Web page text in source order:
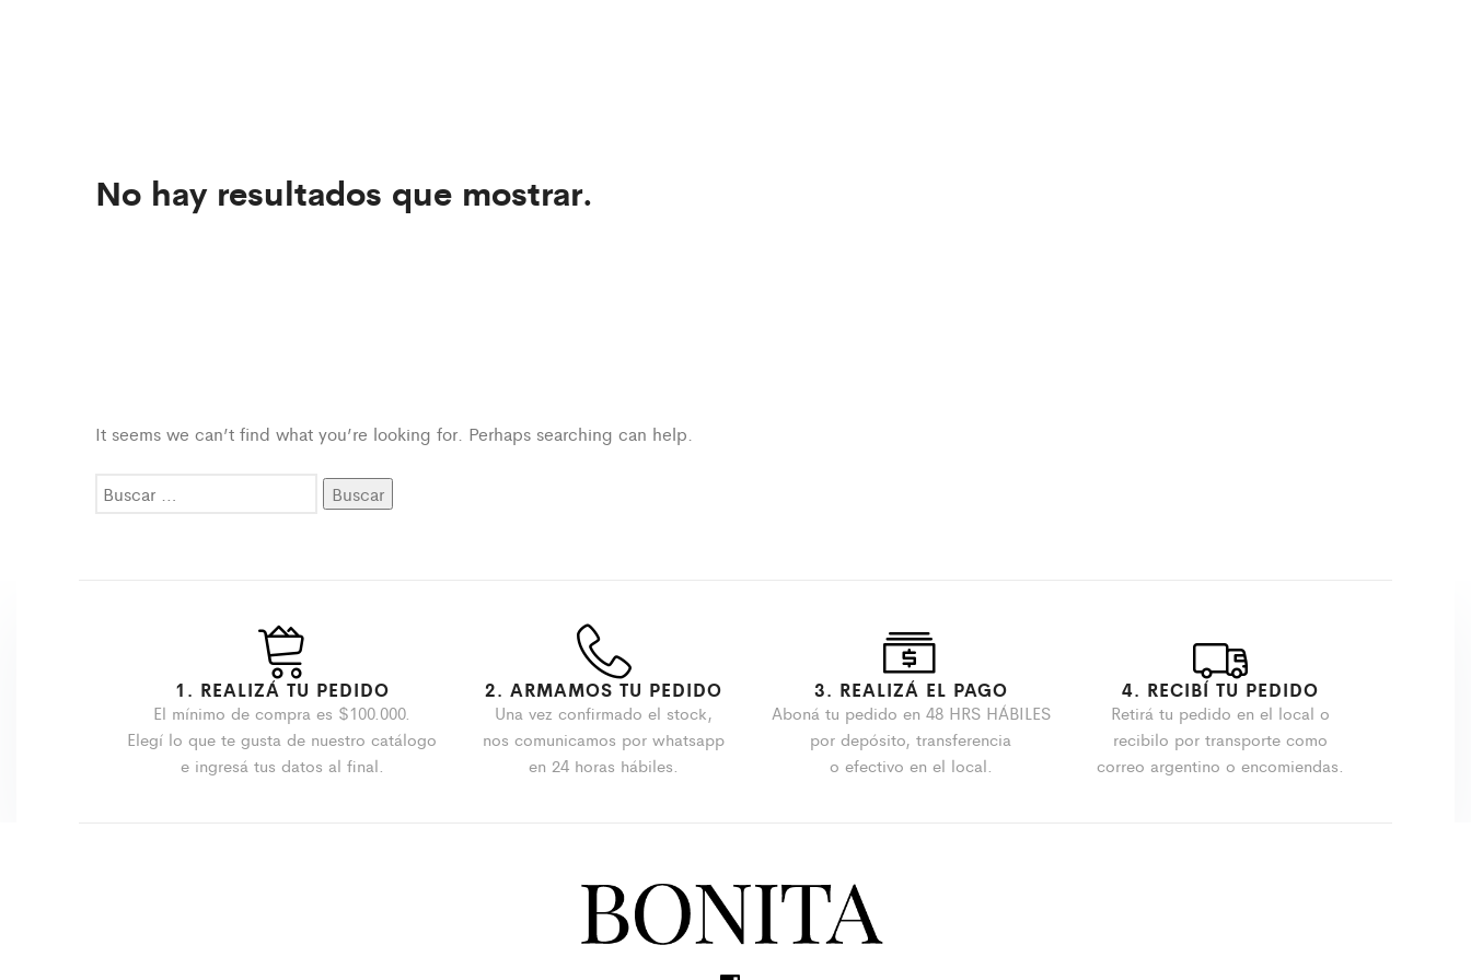
No hay resultados que mostrar.
It seems we can’t find what you’re looking for. Perhaps searching can help.
Buscar:
1. REALIZÁ TU PEDIDO
El mínimo de compra es $100.000.
Elegí lo que te gusta de nuestro catálogo
e ingresá tus datos al final.
2. ARMAMOS TU PEDIDO
Una vez confirmado el stock,
nos comunicamos por whatsapp
en 24 horas hábiles.
3. REALIZÁ EL PAGO
Aboná tu pedido en 48 HRS HÁBILES
por depósito, transferencia
o efectivo en el local.
4. RECIBÍ TU PEDIDO
Retirá tu pedido en el local o
recibilo por transporte como
correo argentino o encomiendas.